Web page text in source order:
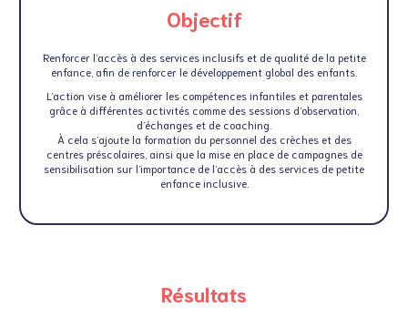
Objectif
Renforcer l’accès à des services inclusifs et de qualité de la petite
enfance, afin de renforcer le développement global des enfants.
L’action vise à améliorer les compétences infantiles et parentales
grâce à différentes activités comme des sessions d’observation,
d’échanges et de coaching.
À cela s’ajoute la formation du personnel des crèches et des
centres préscolaires, ainsi que la mise en place de campagnes de
sensibilisation sur l’importance de l’accès à des services de petite
enfance inclusive.
Résultats